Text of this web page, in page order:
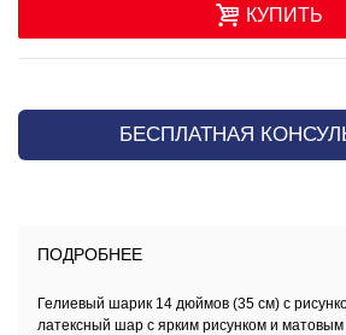
КУПИТЬ
БЕСПЛАТНАЯ
ПОДРОБНЕЕ
Гелиевый шарик 14 дюймов (35 см) с
латексный шар с ярким рисунком и